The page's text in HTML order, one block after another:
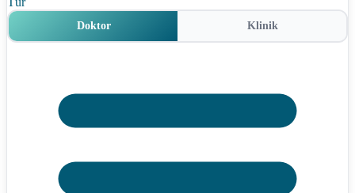
Doktor Klinik